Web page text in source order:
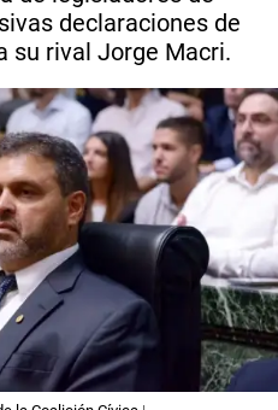
declaraciones de
su rival Jorge Macri.